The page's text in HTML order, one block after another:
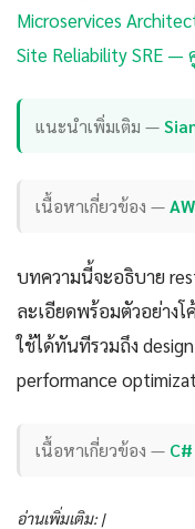
Microservices
Site Reliability SRE
แนะนำเพิ่มเติม —
เนื้อหาเกี่ยวข้อง —
บทความนี้จะอธิบาย
ละเอียดพร้อมตัวอย่าง
ใช้ได้ทันทีรวมถึง
performance
เนื้อหาเกี่ยวข้อง —
อ่านเพิ่มเติม: |